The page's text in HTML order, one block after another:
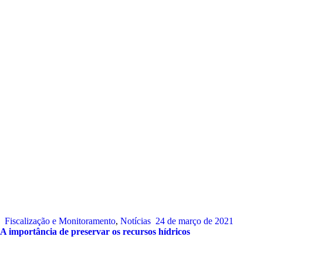
Fiscalização e Monitoramento, Notícias 24 de março de 2021
A importância de preservar os recursos hídricos